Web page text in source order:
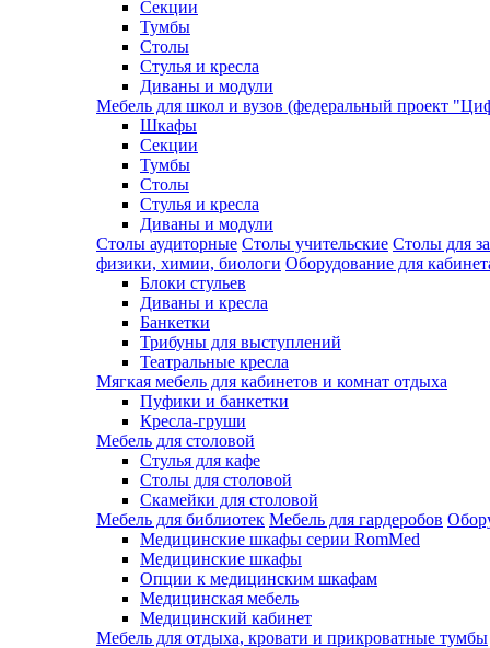
Секции
Тумбы
Столы
Стулья и кресла
Диваны и модули
Мебель для школ и вузов (федеральный проект
Шкафы
Секции
Тумбы
Столы
Стулья и кресла
Диваны и модули
Столы аудиторные Столы учительские Столы для
физики, химии, биологи Оборудование для
Блоки стульев
Диваны и кресла
Банкетки
Трибуны для выступлений
Театральные кресла
Мягкая мебель для кабинетов и комнат отдыха
Пуфики и банкетки
Кресла-груши
Мебель для столовой
Cтулья для кафе
Cтолы для столовой
Скамейки для столовой
Мебель для библиотек Мебель для гардеробов
Медицинские шкафы серии RomMed
Медицинские шкафы
Опции к медицинским шкафам
Медицинская мебель
Медицинский кабинет
Мебель для отдыха, кровати и прикроватные тумбы